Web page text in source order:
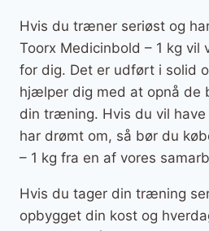
Hvis du træner seriøst og
Toorx Medicinbold – 1 kg
for dig. Det er udført i solid
hjælper dig med at opnå de
din træning. Hvis du vil
har drømt om, så bør du
– 1 kg fra en af vores
Hvis du tager din træning
opbygget din kost og